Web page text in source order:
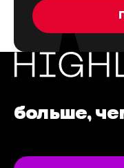
больше,